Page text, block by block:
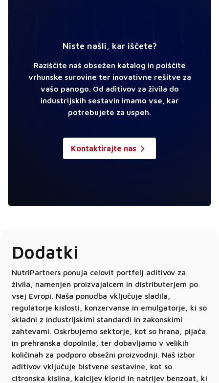
Niste našli, kar iščete?
Raziščite naš obsežen katalog in poiščite
vrhunske surovine ter inovativne rešitve za
vašo panogo. Od aditivov za živila do
industrijskih sestavin imamo vse, kar
potrebujete za uspeh.
Kontaktirajte nas
Dodatki
NutriPartners ponuja celovit portfelj aditivov za
živila, namenjen proizvajalcem in distributerjem po
vsej Evropi. Naša ponudba vključuje sladila,
regulatorje kislosti, konzervanse in emulgatorje, ki so
skladni z industrijskimi standardi in zakonskimi
zahtevami. Oskrbujemo sektorje, kot so hrana, pijača
in prehranska dopolnila, ter dobavljamo v velikih
količinah za podporo obsežni proizvodnji. Naš izbor
aditivov vključuje bistvene sestavine, kot so
citronska kislina, kalcijev klorid in natrijev benzoat, ki